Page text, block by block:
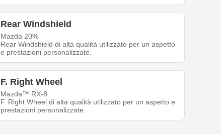
Rear Windshield
Mazda 20%
Rear Windshield di alta qualità utilizzato per un aspetto
e prestazioni personalizzate.
F. Right Wheel
Mazda™ RX-8
F. Right Wheel di alta qualità utilizzato per un aspetto e
prestazioni personalizzate.